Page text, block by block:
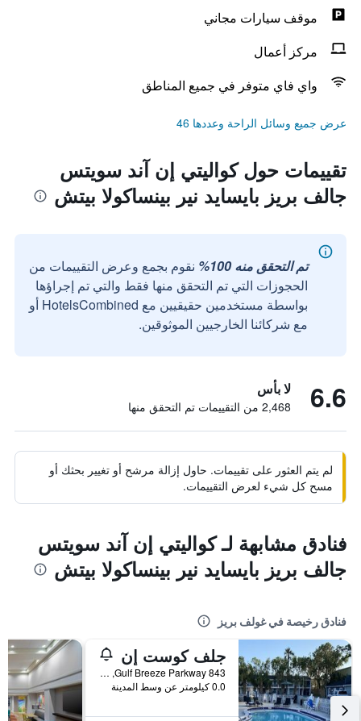
موقف سيارات مجاني
مركز أعمال
واي فاي متوفر في جميع المناطق
عرض جميع وسائل الراحة وعددها 46
تقييمات حول كواليتي إن آند سويتس
جالف بريز بايسايد نير بينساكولا بيتش
تم التحقق منه 100%
نقوم بجمع وعرض التقييمات من
الحجوزات التي تم التحقق منها فقط والتي تم إجراؤها
بواسطة مستخدمين حقيقيين مع HotelsCombined أو
مع شركائنا الخارجيين الموثوقين.
6.6 لا بأس
2,468 من التقييمات تم التحقق منها
لم يتم العثور على تقييمات. حاول إزالة مرشح أو تغيير بحثك أو
مسح كل شيء لعرض التقييمات.
فنادق مشابهة لـ كواليتي إن آند سويتس
جالف بريز بايسايد نير بينساكولا بيتش
فنادق رخيصة في غولف بريز
جلف كوست إن
843 Gulf Breeze Parkway, غولف بريز, FL, الولايات المتحدة الأميريكية
0.0 كيلومتر عن وسط المدينة